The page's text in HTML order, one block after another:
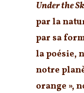
Under the
par la
par sa
la poésie,
notre
orange »,